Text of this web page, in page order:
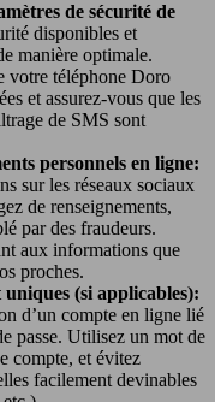
de sécurité de
disponibles et
manière optimale.
votre téléphone Doro
et assurez-vous que les
de SMS sont
personnels en ligne:
sur les réseaux sociaux
de renseignements,
par des fraudeurs.
aux informations que
proches.
(si applicables):
d’un compte en ligne lié
passe. Utilisez un mot de
compte, et évitez
facilement devinables